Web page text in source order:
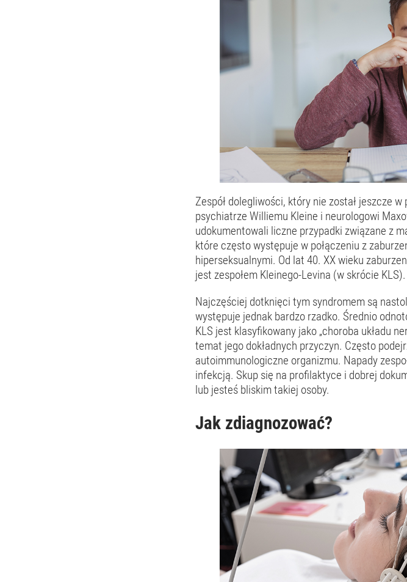
Zespół dolegliwości, który nie został jeszcze
psychiatrze Williemu Kleine i neurologowi
udokumentowali liczne przypadki związane z
które często występuje w połączeniu z
hiperseksualnymi. Od lat 40. XX wieku
jest zespołem Kleinego-Levina (w skrócie KLS).
Najczęściej dotknięci tym syndromem są
występuje jednak bardzo rzadko. Średnio
KLS jest klasyfikowany jako „choroba układu
temat jego dokładnych przyczyn. Często
autoimmunologiczne organizmu. Napady
infekcją. Skup się na profilaktyce i dobrej
lub jesteś bliskim takiej osoby.
Jak zdiagnozować?